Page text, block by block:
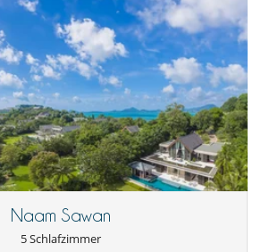
Naam Sawan
5 Schlafzimmer